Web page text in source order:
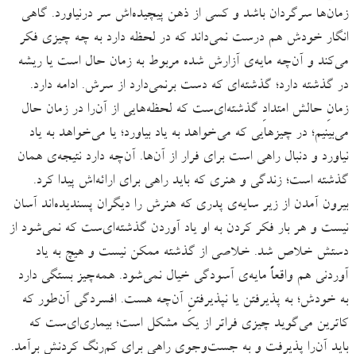
زمان‌ها سرگردان باشد و کسی از ذهن پیچیده‌اش سر درنیاورد. گاهی
انگار خودش هم درست نمی‌داند که در لحظه دارد به چه چیزی فکر
می‌کند و آن‌چه مایه‌ی آزارش شده مربوط به زمان حال است یا ریشه
در گذشته دارد؛ گذشته‌ای که دست برنمی‌دارد از سرش. ادامه دارد.
زمانِ حالش امتدادِ گذشته‌ای‌ست که لحظه‌هایی از آن‌را در زمان حال
می‌بینیم؛ در چیزهایی که می‌خواهد به یاد بیاورد؛ یا می‌خواهد به یاد
نیاورد و دنبال راهی است برای فرار از آن‌ها. آن‌چه دارد نتیجه‌ی همان
گذشته است؛ زندگی و هنری که باید راهی برای ارائه‌اش پیدا کرد.
بیرون آمدن از زیر سایه‌ی پدری که هنرش را دیگران پسندیده‌اند آسان
نیست و هر بار فکر کردن به او یاد آوردن گذشته‌ای‌ست که نمی‌شود از
دستش خلاص شد. خلاصی از گذشته ممکن نیست و هیچ به یاد
آوردنی هم واقعاً مایه‌ی آسودگی خیال نمی‌شود. همه‌چیز بستگی دارد
به خودش؛ به پذیرفتن یا نپذیرفتنِ آن‌چه هست. افسردگی آن‌طور که
کاترین می‌گوید چیزی فراتر از یک مشکل است؛ بیماری‌ای‌ست که
باید آن‌را پذیرفت و به جست‌وجوی راهی برای کم‌رنگ‌ کردنش برآمد.